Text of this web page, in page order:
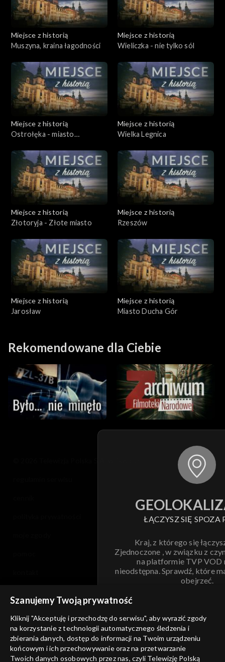
Miejsce z historią
Muszyna, kraina łagodności
Miejsce z historią
Wieliczka - nie tylko sól
Miejsce z historią
Ostrołęka - miasto
Miejsce z historią
Wielka Legnica
Miejsce z historią
Złotoryja - Złote miasto
Miejsce z historią
Rzeszów
Miejsce z historią
Jarosław
Miejsce z historią
Miasto Ducha Gór
Rekomendowane dla Ciebie
ŁĄCZYSZ SIĘ SPOZA
Kraj, z którego się
Zjednoczone , w związku z
na platformie TVP VOD
nieodstępna. Sprawdź, które
obejrzeć.
ANULUJ
informacje o dostawcy usług
Szanujemy Twoją prywatność
Kliknij "Akceptuję i przechodzę do serwisu", aby wyrazić zgody
na korzystanie z technologii automatycznego śledzenia i
zbierania danych, dostęp do informacji na Twoim urządzeniu
końcowym i ich przechowywanie oraz na przetwarzanie
Twoich danych osobowych przez nas, czyli Telewizję Polską